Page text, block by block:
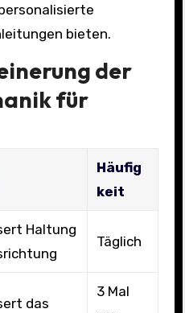
bieten.
der
für
Häufig
keit
Haltung
Täglich
das
3 Mal